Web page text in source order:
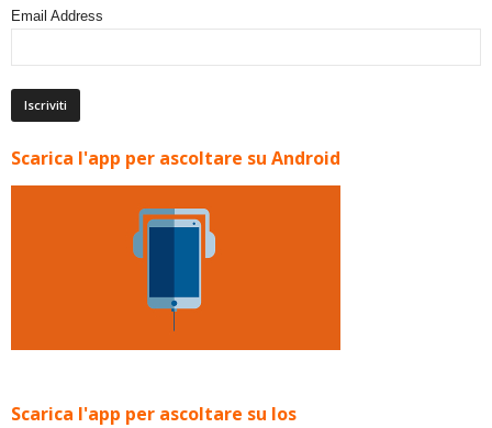
Email Address
Scarica l'app per ascoltare su Android
Scarica l'app per ascoltare su Ios